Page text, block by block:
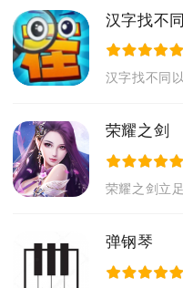
汉字找不同
荣耀之剑
弹钢琴